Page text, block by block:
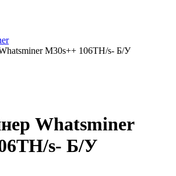
M30s++ 106TH/s- Б/У
Whatsminer
s- Б/У